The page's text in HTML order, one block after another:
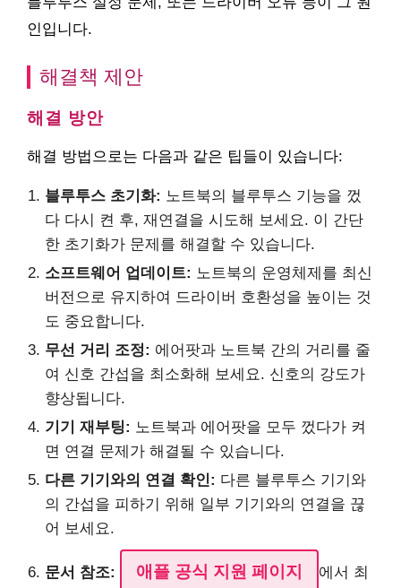
인입니다.
해결책 제안
해결 방안
해결 방법으로는 다음과 같은 팁들이 있습니다:
블루투스 초기화: 노트북의 블루투스 기능을 껐
다 다시 켠 후, 재연결을 시도해 보세요. 이 간단
한 초기화가 문제를 해결할 수 있습니다.
소프트웨어 업데이트: 노트북의 운영체제를 최신
버전으로 유지하여 드라이버 호환성을 높이는 것
도 중요합니다.
무선 거리 조정: 에어팟과 노트북 간의 거리를 줄
여 신호 간섭을 최소화해 보세요. 신호의 강도가
향상됩니다.
기기 재부팅: 노트북과 에어팟을 모두 껐다가 켜
면 연결 문제가 해결될 수 있습니다.
다른 기기와의 연결 확인: 다른 블루투스 기기와
의 간섭을 피하기 위해 일부 기기와의 연결을 끊
어 보세요.
문서 참조: 애플 공식 지원 페이지 에서 최